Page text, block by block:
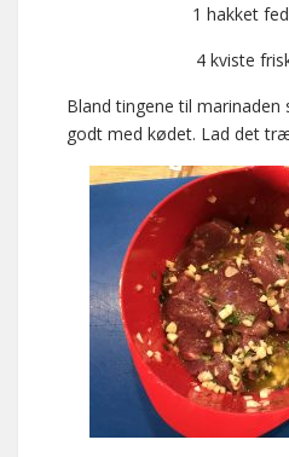
1 hakket
4 kviste
Bland tingene til
godt med kødet. Lad det